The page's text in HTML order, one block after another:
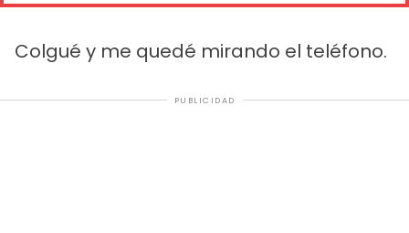
Colgué y me quedé mirando el teléfono.
PUBLICIDAD